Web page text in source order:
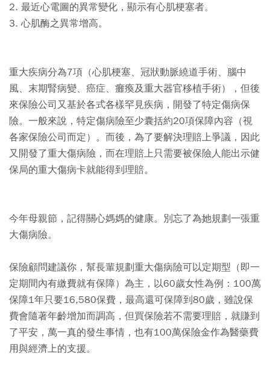
2. 最近心電圖的異常變化，顯示有心肌梗塞者。
3. 心肌酶之異常增高。
重大疾病分為7項（心肌梗塞、冠狀動脈繞道手術、腦中
風、末期腎病變、癌症、癱瘓及重大器官移植手術），但後
來保險公司又基於各式各樣罕見疾病，開發了特定傷病保
險。一般來說，特定傷病險至少囊括約20項保障內容（視
各家保險公司而定）。而後，為了要解決理賠上爭議，因此
又開發了重大傷病險，而在理賠上只需要被保險人能出示健
保局的重大傷病卡就能得到理賠。
今年母親節，記得關心媽媽的健康。別忘了為她規劃一張重
大傷病險。
保險顧問建議你，幫長輩規劃重大傷病險可以定期型（即一
定期間內有繳費就有保障）為主，以60歲女性為例：100萬
保障1年只要16,580保費，最高還可保障到80歲，雖說保
費會隨著年齡增加而調高，但買保險若不需要理賠，就賺到
了平安，萬一真的發生事情，也有100萬保險金作為醫藥費
用與經濟上的支援。